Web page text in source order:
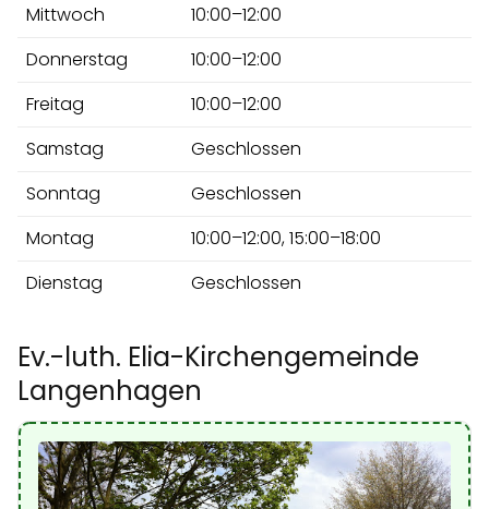
Mittwoch
10:00–12:00
Donnerstag
10:00–12:00
Freitag
10:00–12:00
Samstag
Geschlossen
Sonntag
Geschlossen
Montag
10:00–12:00, 15:00–18:00
Dienstag
Geschlossen
Ev.-luth. Elia-Kirchengemeinde
Langenhagen